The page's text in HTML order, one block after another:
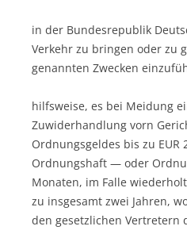
in der Bundesrepublik
Verkehr zu bringen oder zu
genannten Zwecken
hilfsweise, es bei Meidung
Zuwiderhandlung vorn
Ordnungsgeldes bis zu
Ordnungshaft — oder
Monaten, im Falle
zu insgesamt zwei Jahren,
den gesetzlichen Vertretern